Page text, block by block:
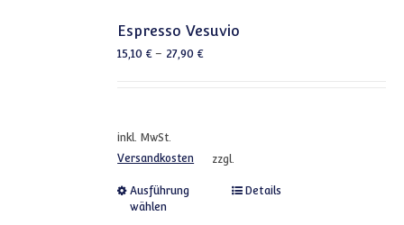
Espresso Vesuvio
15,10€– 27,90€
inkl. MwSt.
zzgl.
Versandkosten
Ausführung
wählen
Dieses Produkt weist
Details